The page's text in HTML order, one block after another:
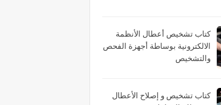
كتاب تشخيص أعطال الأنظمة
الالكترونية بوساطة أجهزة الفحص
والتشخيص
كتاب تشخيص و إصلاح الأعطال